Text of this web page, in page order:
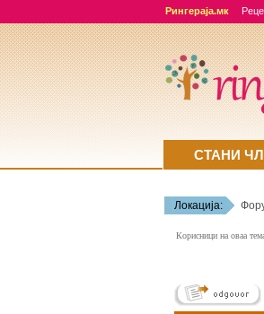
Рингераја.мк
Локација:
Корисници на оваа
СТАНИ